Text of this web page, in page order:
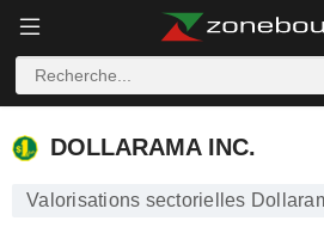
DOLLARAMA INC.
DOLLARAMA INC.
Valorisations sectorielles